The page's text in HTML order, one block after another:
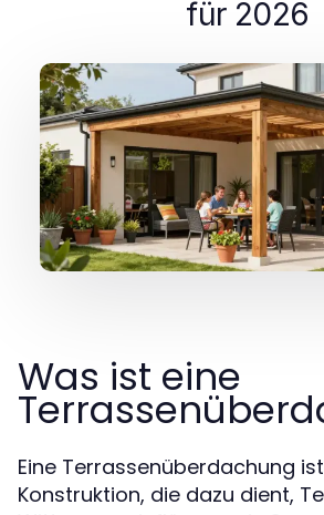
für 2026
Was ist eine
Eine Terrassenüberdachung
Konstruktion, die dazu dient,